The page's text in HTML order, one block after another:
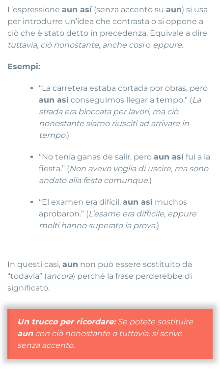
L’espressione aun así(senza accento su aun) si usa
per introdurre un’idea che contrasta o si oppone a
ciò che è stato detto in precedenza. Equivale a dire
tuttavia, ciò nonostante, anche cosìo eppure.
Esempi:
“La carretera estaba cortada por obras, pero
aun asíconseguimos llegar a tempo.” (La
strada era bloccata per lavori, ma ciò
nonostante siamo riusciti ad arrivare in
tempo.)
“No tenía ganas de salir, peroaun asífui a la
fiesta.” (Non avevo voglia di uscire, ma sono
andato alla festa comunque.)
“El examen era difícil,aun asímuchos
aprobaron.” (L’esame era difficile, eppure
molti hanno superato la prova.)
In questi casi, aun non può essere sostituito da
“todavía” (ancora) perché la frase perderebbe di
significato.
Un trucco per ricordare:Se potete sostituire
auncon ciò nonostante o tuttavia, si scrive
senza accento.